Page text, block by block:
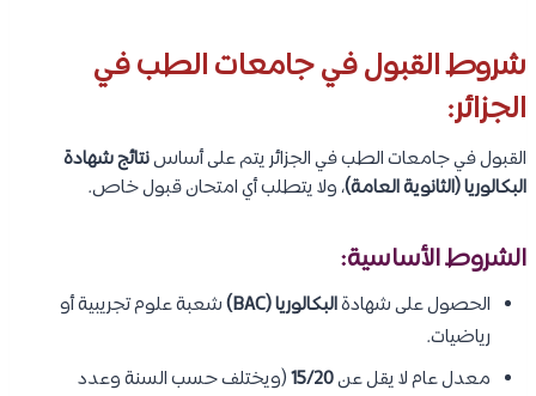
شروط القبول في جامعات الطب في
الجزائر:
القبول في جامعات الطب في الجزائر يتم على أساسنتائج شهادة
البكالوريا (الثانوية العامة)، ولا يتطلب أي امتحان قبول خاص.
الشروط الأساسية:
الحصول على شهادةالبكالوريا (BAC)
شعبة علوم تجريبية أو
رياضيات.
معدل عام لا يقل عن15/20(ويختلف حسب السنة وعدد